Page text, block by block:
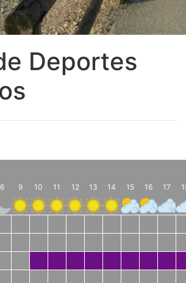
Deportes
6 9 10 11 12 13 14 15 16 17